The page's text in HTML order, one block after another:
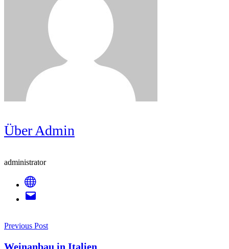
Über Admin
administrator
Post
Previous Post
Weinanbau in Italien